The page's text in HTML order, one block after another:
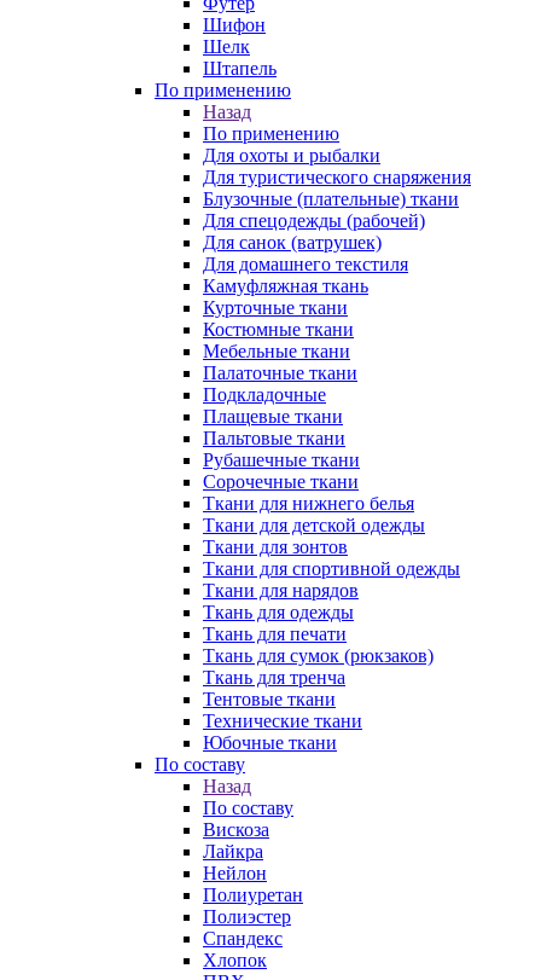
Шифон
Шелк
Штапель
По применению
Назад
По применению
Для охоты и рыбалки
Для туристического снаряжения
Блузочные (плательные) ткани
Для спецодежды (рабочей)
Для санок (ватрушек)
Для домашнего текстиля
Камуфляжная ткань
Курточные ткани
Костюмные ткани
Мебельные ткани
Палаточные ткани
Подкладочные
Плащевые ткани
Пальтовые ткани
Рубашечные ткани
Сорочечные ткани
Ткани для нижнего белья
Ткани для детской одежды
Ткани для зонтов
Ткани для спортивной одежды
Ткани для нарядов
Ткань для одежды
Ткань для печати
Ткань для сумок (рюкзаков)
Ткань для тренча
Тентовые ткани
Технические ткани
Юбочные ткани
По составу
Назад
По составу
Вискоза
Лайкра
Нейлон
Полиуретан
Полиэстер
Спандекс
Хлопок